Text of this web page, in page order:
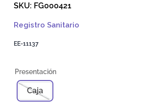
FG000421
Registro Sanitario
EE-11137
Caja